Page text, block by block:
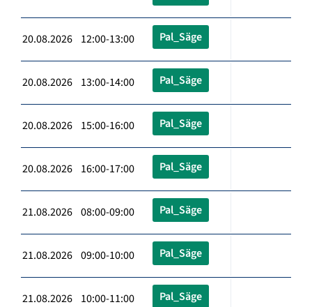
20.08.2026 12:00-13:00 Pal_Säge
20.08.2026 13:00-14:00 Pal_Säge
20.08.2026 15:00-16:00 Pal_Säge
20.08.2026 16:00-17:00 Pal_Säge
21.08.2026 08:00-09:00 Pal_Säge
21.08.2026 09:00-10:00 Pal_Säge
21.08.2026 10:00-11:00 Pal_Säge